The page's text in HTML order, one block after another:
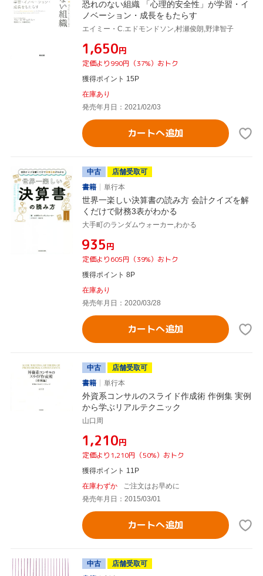
恐れのない組織 「心理的安全性」が学習・イ
ノベーション・成長をもたらす
エイミー・C.エドモンドソン,村瀬俊朗,野津智子
¥1,650円
定価より990円（37%）おトク
獲得ポイント 15P
在庫あり
発売年月日：2021/02/03
カートへ追加
中古
店舗受取可
書籍
単行本
世界一楽しい決算書の読み方 会計クイズを解
くだけで財務3表がわかる
大手町のランダムウォーカー,わかる
¥935円
定価より605円（39%）おトク
獲得ポイント 8P
在庫あり
発売年月日：2020/03/28
カートへ追加
中古
店舗受取可
書籍
単行本
外資系コンサルのスライド作成術 作例集 実例
から学ぶリアルテクニック
山口周
¥1,210円
定価より1,210円（50%）おトク
獲得ポイント 11P
在庫わずか
ご注文はお早めに
発売年月日：2015/03/01
カートへ追加
中古
店舗受取可